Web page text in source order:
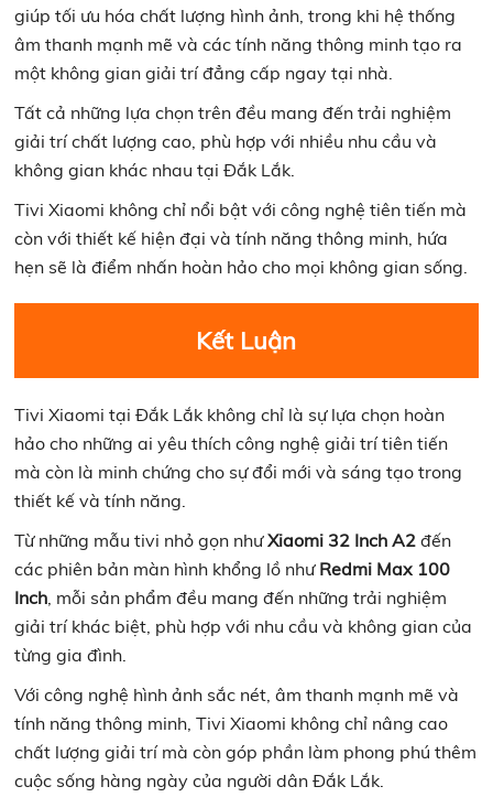
giúp tối ưu hóa chất lượng hình ảnh, trong khi hệ thống
âm thanh mạnh mẽ và các tính năng thông minh tạo ra
một không gian giải trí đẳng cấp ngay tại nhà.
Tất cả những lựa chọn trên đều mang đến trải nghiệm
giải trí chất lượng cao, phù hợp với nhiều nhu cầu và
không gian khác nhau tại Đắk Lắk.
Tivi Xiaomi không chỉ nổi bật với công nghệ tiên tiến mà
còn với thiết kế hiện đại và tính năng thông minh, hứa
hẹn sẽ là điểm nhấn hoàn hảo cho mọi không gian sống.
Kết Luận
Tivi Xiaomi tại Đắk Lắk không chỉ là sự lựa chọn hoàn
hảo cho những ai yêu thích công nghệ giải trí tiên tiến
mà còn là minh chứng cho sự đổi mới và sáng tạo trong
thiết kế và tính năng.
Từ những mẫu tivi nhỏ gọn nhưXiaomi 32 Inch A2đến
các phiên bản màn hình khổng lồ như Redmi Max 100
Inch, mỗi sản phẩm đều mang đến những trải nghiệm
giải trí khác biệt, phù hợp với nhu cầu và không gian của
từng gia đình.
Với công nghệ hình ảnh sắc nét, âm thanh mạnh mẽ và
tính năng thông minh, Tivi Xiaomi không chỉ nâng cao
chất lượng giải trí mà còn góp phần làm phong phú thêm
cuộc sống hàng ngày của người dân Đắk Lắk.